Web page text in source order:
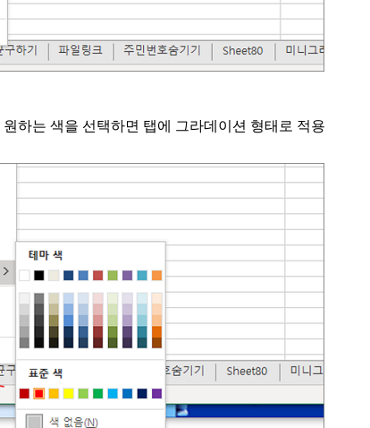
원하는 색을 선택하면 탭에 그라데이션 형태로 적용